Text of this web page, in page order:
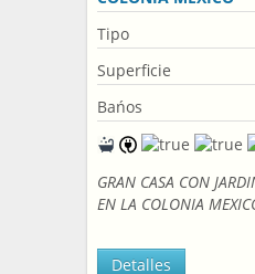
Tipo
Superficie
Bańos
GRAN CASA CON
EN LA COLONIA
Detalles